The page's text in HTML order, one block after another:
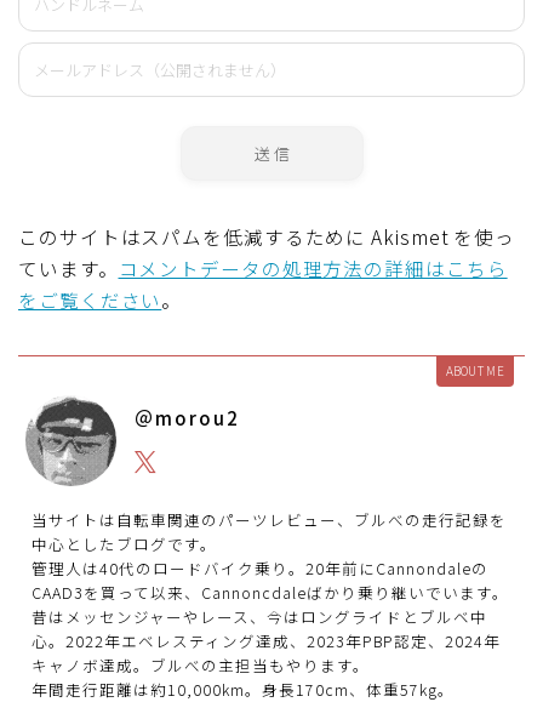
このサイトはスパムを低減するために Akismet を使っ
ています。 コメントデータの処理方法の詳細はこちら
をご覧ください。
ABOUT ME
＠morou2
当サイトは自転車関連のパーツレビュー、ブルべの走行記録を
中心としたブログです。
管理人は40代のロードバイク乗り。20年前にCannondaleの
CAAD3を買って以来、Cannoncdaleばかり乗り継いでいます。
昔はメッセンジャーやレース、今はロングライドとブルベ中
心。2022年エベレスティング達成、2023年PBP認定、2024年
キャノボ達成。ブルべの主担当もやります。
年間走行距離は約10,000km。身長170cm、体重57kg。